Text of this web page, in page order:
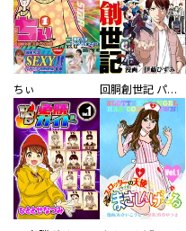
ちぃ 回胴創世記 パチスロを創った男達